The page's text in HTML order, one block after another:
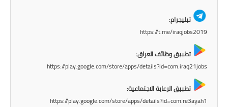
تيليجرام:
https://t.me/iraqjobs2019
تطبيق وظائف العراق:
https://play.google.com/store/apps/details?id=com.iraq21jobs
تطبيق الرعاية الاجتماعية:
https://play.google.com/store/apps/details?id=com.re3ayah1